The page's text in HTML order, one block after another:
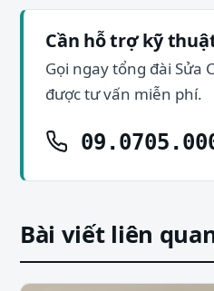
Cần hỗ trợ kỹ
Gọi ngay tổng đài Sửa
được tư vấn miễn phí.
Bài viết liên